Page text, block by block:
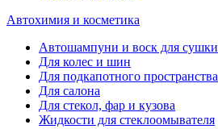
Автохимия и косметика
Автошампуни и воск для сушки
Для колес и шин
Для подкапотного пространства
Для салона
Для стекол, фар и кузова
Жидкости для стеклоомывателя